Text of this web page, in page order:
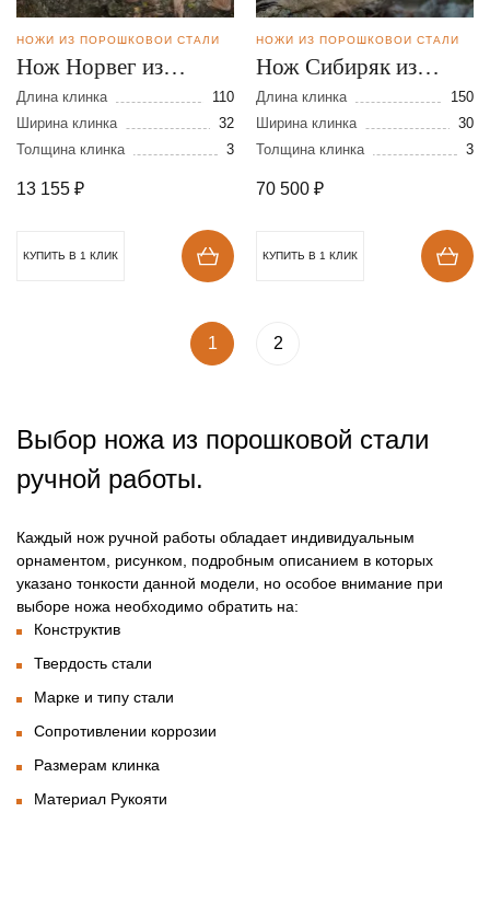
НОЖИ ИЗ ПОРОШКОВОЙ СТАЛИ
Нож Норвег из
порошковой стали
Elmax
Длина клинка
110
Ширина клинка
32
Толщина клинка
3
13 155 ₽
КУПИТЬ В 1 КЛИК
НОЖИ ИЗ ПОРОШКОВОЙ СТАЛИ
Нож Сибиряк из
стали S390 в
нержавеющих
обкладках
Длина клинка
150
Ширина клинка
30
Толщина клинка
3
70 500 ₽
КУПИТЬ В 1 КЛИК
1 2
Выбор ножа из порошковой стали
ручной работы.
Каждый нож ручной работы обладает индивидуальным
орнаментом, рисунком, подробным описанием в которых
указано тонкости данной модели, но особое внимание при
выборе ножа необходимо обратить на:
Конструктив
Твердость стали
Марке и типу стали
Сопротивлении коррозии
Размерам клинка
Материал Рукояти